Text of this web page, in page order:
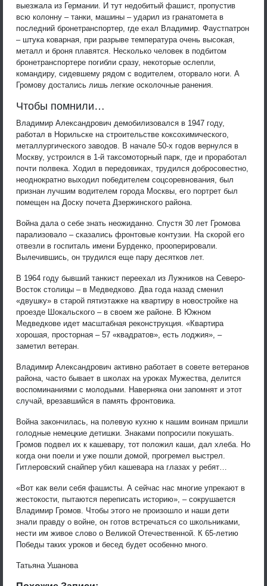
выезжала из Германии. И тут недобитый фашист, пропустив
всю колонну – танки, машины – ударил из гранатомета в
последний бронетранспортер, где ехал Владимир. Фаустпатрон
– штука коварная, при разрыве температура очень высокая,
металл и броня плавятся. Несколько человек в подбитом
бронетранспортере погибли сразу, некоторые ослепли,
командиру, сидевшему рядом с водителем, оторвало ноги. А
Громову достались лишь легкие осколочные ранения.
Чтобы помнили…
Владимир Александрович демобилизовался в 1947 году,
работал в Норильске на строительстве коксохимического,
металлургического заводов. В начале 50-х годов вернулся в
Москву, устроился в 1-й таксомоторный парк, где и проработал
почти полвека. Ходил в передовиках, трудился добросовестно,
неоднократно выходил победителем соцсоревнования, был
признан лучшим водителем города Москвы, его портрет был
помещен на Доску почета Дзержинского района.
Война дала о себе знать неожиданно. Спустя 30 лет Громова
парализовало – сказались фронтовые контузии. На скорой его
отвезли в госпиталь имени Бурденко, прооперировали.
Вылечившись, он трудился еще пару десятков лет.
В 1964 году бывший танкист переехал из Лужников на Северо-
Восток столицы – в Медведково. Два года назад сменил
«двушку» в старой пятиэтажке на квартиру в новостройке на
проезде Шокальского – в своем же районе. В Южном
Медведкове идет масштабная реконструкция. «Квартира
хорошая, просторная – 57 «квадратов», есть лоджия», –
заметил ветеран.
Владимир Александрович активно работает в совете ветеранов
района, часто бывает в школах на уроках Мужества, делится
воспоминаниями с молодыми. Наверняка они запомнят и этот
случай, врезавшийся в память фронтовика.
Война закончилась, на полевую кухню к нашим воинам пришли
голодные немецкие детишки. Знаками попросили покушать.
Громов подвел их к кашевару, тот положил каши, дал хлеба. Но
когда они поели и уже пошли домой, прогремел выстрел.
Гитлеровский снайпер убил кашевара на глазах у ребят…
«Вот как вели себя фашисты. А сейчас нас многие упрекают в
жестокости, пытаются переписать историю», – сокрушается
Владимир Громов. Чтобы этого не произошло и наши дети
знали правду о войне, он готов встречаться со школьниками,
нести им живое слово о Великой Отечественной. К 65-летию
Победы таких уроков и бесед будет особенно много.
Татьяна Ушанова